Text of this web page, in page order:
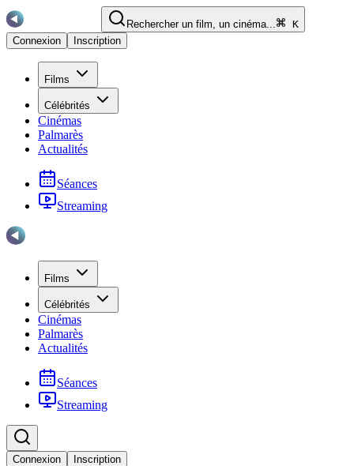
Rechercher un film, un cinéma...
K
Connexion
Inscription
Films
Célébrités
Cinémas
Palmarès
Actualités
Séances
Streaming
Films
Célébrités
Cinémas
Palmarès
Actualités
Séances
Streaming
Connexion Inscription